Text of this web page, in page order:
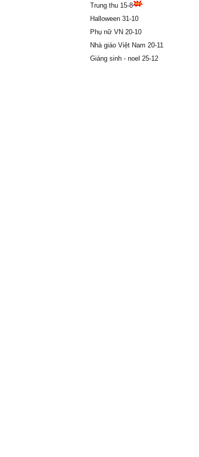
Trung thu 15-8
Halloween 31-10
Phụ nữ VN 20-10
Nhà giáo Việt Nam 20-11
Giáng sinh - noel 25-12